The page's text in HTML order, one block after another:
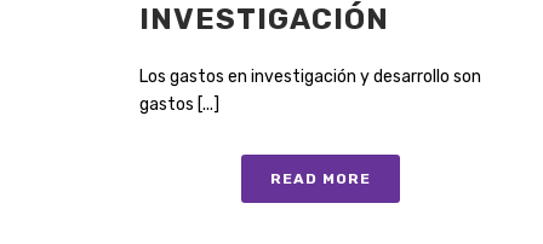
INVESTIGACIÓN
Los gastos en investigación y desarrollo son
gastos [...]
READ MORE